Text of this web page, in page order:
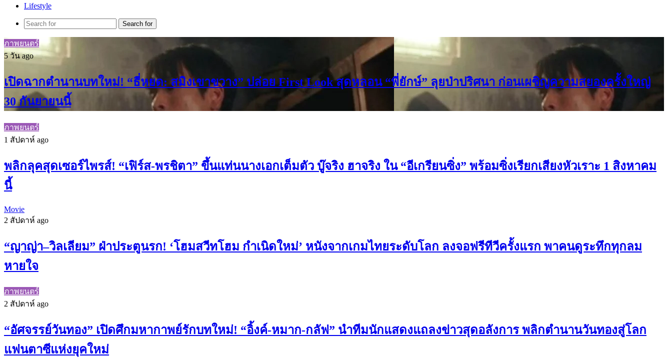
Lifestyle
Search for
ภาพยนตร์
5 วัน ago
เปิดฉากตำนานบทใหม่! “ธี่หยด: สมิงเขาขวาง” ปล่อย First Look สุดหลอน “พี่ยักษ์” ลุยป่าปริศนา ก่อนเผชิญความสยองครั้งใหญ่
30 กันยายนนี้
ภาพยนตร์
1 สัปดาห์ ago
พลิกลุคสุดเซอร์ไพรส์! “เฟิร์ส-พรชิตา” ขึ้นแท่นนางเอกเต็มตัว บู๊จริง ฮาจริง ใน “อีเกรียนซิ่ง” พร้อมซิ่งเรียกเสียงหัวเราะ 1 สิงหาคม
นี้
Movie
2 สัปดาห์ ago
“ญาญ่า–วิลเลียม” ฝ่าประตูนรก! ‘โฮมสวีทโฮม กำเนิดใหม่’ หนังจากเกมไทยระดับโลก ลงจอฟรีทีวีครั้งแรก พาคนดูระทึกทุกลม
หายใจ
ภาพยนตร์
2 สัปดาห์ ago
“อัศจรรย์วันทอง” เปิดศึกมหากาพย์รักบทใหม่! “อิ้งค์-หมาก-กลัฟ” นำทีมนักแสดงแถลงข่าวสุดอลังการ พลิกตำนานวันทองสู่โลก
แฟนตาซีแห่งยุคใหม่